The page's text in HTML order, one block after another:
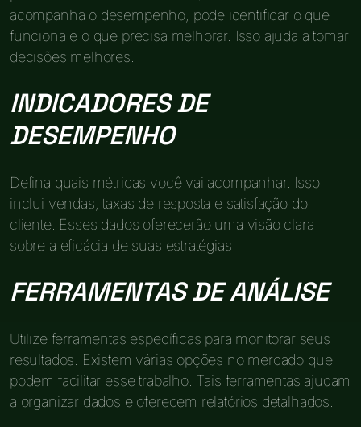
acompanha o desempenho, pode identificar o que
funciona e o que precisa melhorar. Isso ajuda a tomar
decisões melhores.
INDICADORES DE
DESEMPENHO
Defina quais métricas você vai acompanhar. Isso
inclui vendas, taxas de resposta e satisfação do
cliente. Esses dados oferecerão uma visão clara
sobre a eficácia de suas estratégias.
FERRAMENTAS DE ANÁLISE
Utilize ferramentas específicas para monitorar seus
resultados. Existem várias opções no mercado que
podem facilitar esse trabalho. Tais ferramentas ajudam
a organizar dados e oferecem relatórios detalhados.